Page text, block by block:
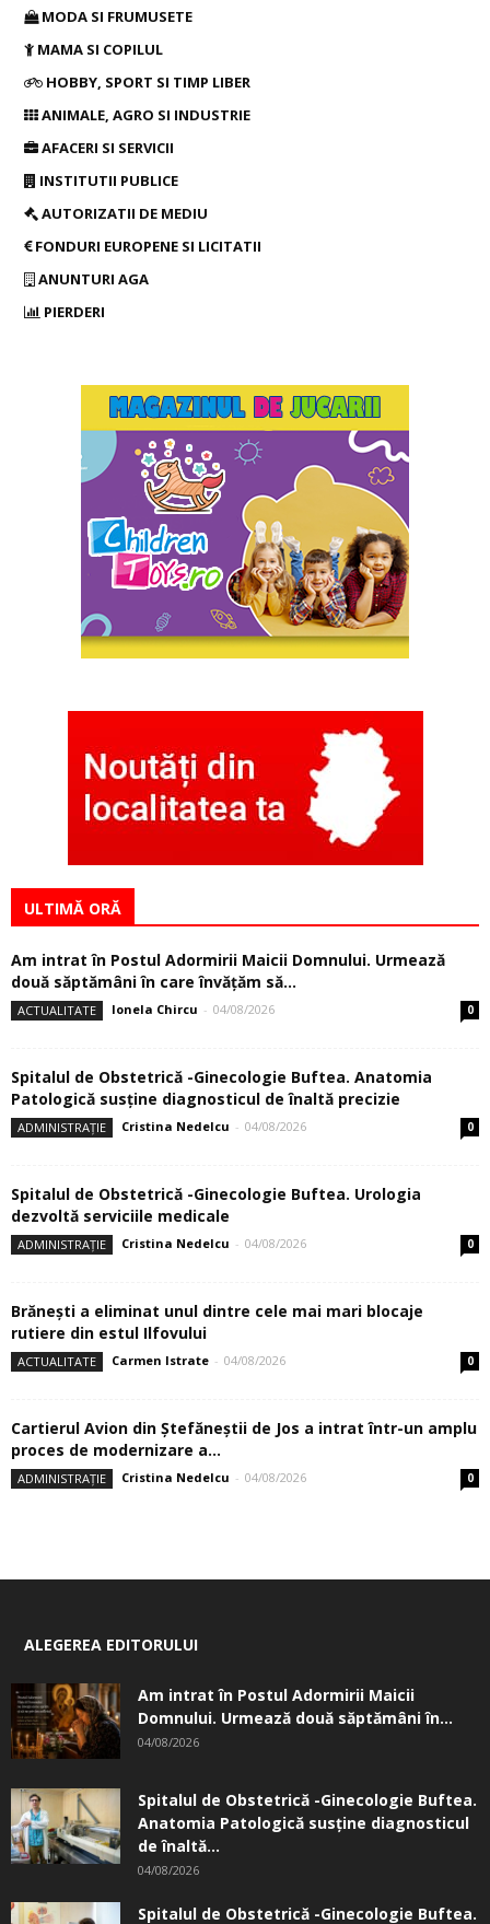
MODA SI FRUMUSETE
MAMA SI COPILUL
HOBBY, SPORT SI TIMP LIBER
ANIMALE, AGRO SI INDUSTRIE
AFACERI SI SERVICII
INSTITUTII PUBLICE
AUTORIZATII DE MEDIU
FONDURI EUROPENE SI LICITATII
ANUNTURI AGA
PIERDERI
ULTIMĂ ORĂ
Am intrat în Postul Adormirii Maicii Domnului. Urmează
două săptămâni în care învăţăm să...
ACTUALITATE Ionela Chircu - 04/08/2026 0
Spitalul de Obstetrică -Ginecologie Buftea. Anatomia
Patologică susţine diagnosticul de înaltă precizie
ADMINISTRAȚIE Cristina Nedelcu - 04/08/2026 0
Spitalul de Obstetrică -Ginecologie Buftea. Urologia
dezvoltă serviciile medicale
ADMINISTRAȚIE Cristina Nedelcu - 04/08/2026 0
Brănești a eliminat unul dintre cele mai mari blocaje
rutiere din estul Ilfovului
ACTUALITATE Carmen Istrate - 04/08/2026 0
Cartierul Avion din Ştefăneştii de Jos a intrat într-un amplu
proces de modernizare a...
ADMINISTRAȚIE Cristina Nedelcu - 04/08/2026 0
ALEGEREA EDITORULUI
Am intrat în Postul Adormirii Maicii
Domnului. Urmează două săptămâni în...
04/08/2026
Spitalul de Obstetrică -Ginecologie Buftea.
Anatomia Patologică susţine diagnosticul
de înaltă...
04/08/2026
Spitalul de Obstetrică -Ginecologie Buftea.